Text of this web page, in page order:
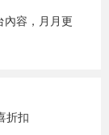
容，月月更
折扣